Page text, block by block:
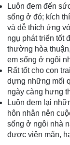
Luôn đem đến
sống ở đó; kích
và dễ thích ứng
ngụ phát triển tốt
thường hòa
em sống ở ngôi
Rất tốt cho con
dựng những mối
ngày càng hưng
Luôn đem lại
hôn nhân nên
sống ở ngôi nhà
được viên mãn,